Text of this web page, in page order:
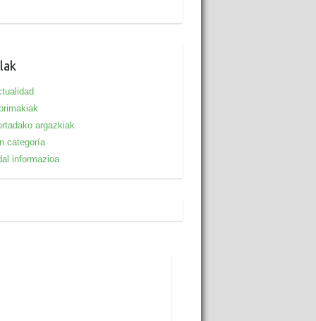
argazkiak
categoría
informazioa